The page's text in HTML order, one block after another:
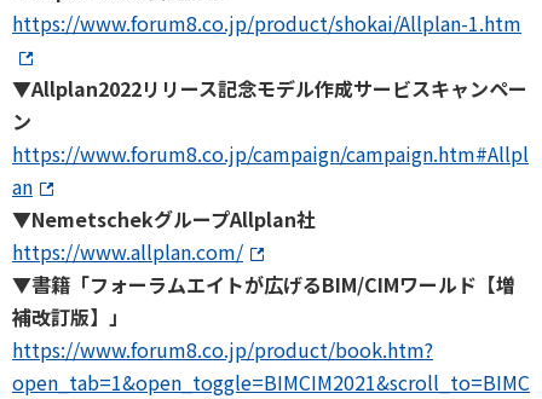
https://www.forum8.co.jp/product/shokai/Allplan-1.htm
▼Allplan2022リリース記念モデル作成サービスキャンペー
ン
https://www.forum8.co.jp/campaign/campaign.htm#Allpl
an
▼NemetschekグループAllplan社
https://www.allplan.com/
▼書籍「フォーラムエイトが広げるBIM/CIMワールド【増
補改訂版】」
https://www.forum8.co.jp/product/book.htm?
open_tab=1&open_toggle=BIMCIM2021&scroll_to=BIMC